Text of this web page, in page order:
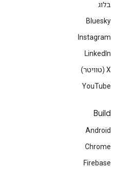
בלוג
Bluesky
Instagram
LinkedIn
‫X (טוויטר)
YouTube
Build
Android
Chrome
Firebase